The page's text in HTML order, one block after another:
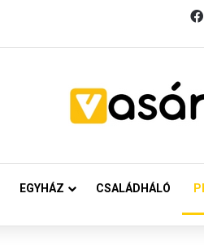
EGYHÁZ CSALÁDHÁLÓ